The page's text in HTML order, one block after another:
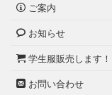
ご案内
お知らせ
学生服販売します
お問い合わせ